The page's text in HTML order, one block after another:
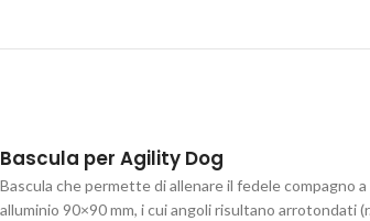
Bascula per Agility Dog
Bascula che permette di allenare il fedele compagno
alluminio 90×90 mm, i cui angoli risultano arrotondati